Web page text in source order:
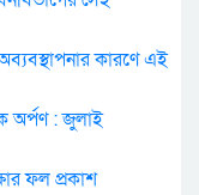
কারণে এই
অর্পণ : জুলাই
ফল প্রকাশ